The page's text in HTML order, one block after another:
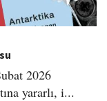
2026
yararlı, i...